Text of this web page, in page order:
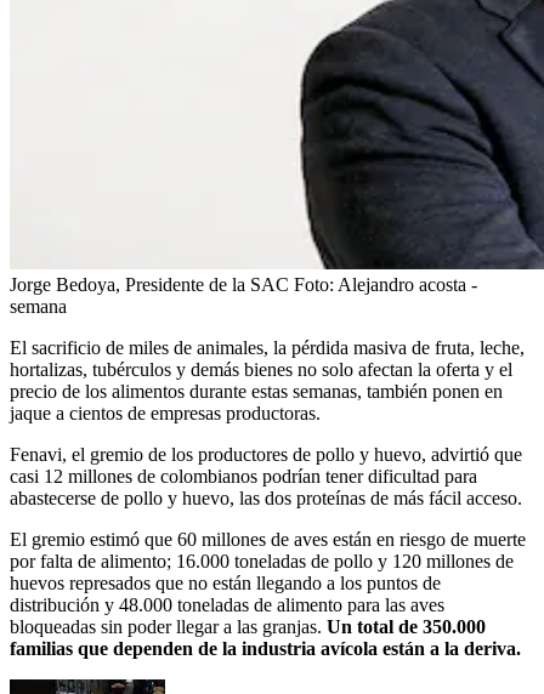
Jorge Bedoya, Presidente de la SAC Foto: Alejandro acosta -
semana
El sacrificio de miles de animales, la pérdida masiva de fruta, leche,
hortalizas, tubérculos y demás bienes no solo afectan la oferta y el
precio de los alimentos durante estas semanas, también ponen en
jaque a cientos de empresas productoras.
Fenavi, el gremio de los productores de pollo y huevo, advirtió que
casi 12 millones de colombianos podrían tener dificultad para
abastecerse de pollo y huevo, las dos proteínas de más fácil acceso.
El gremio estimó que 60 millones de aves están en riesgo de muerte
por falta de alimento; 16.000 toneladas de pollo y 120 millones de
huevos represados que no están llegando a los puntos de
distribución y 48.000 toneladas de alimento para las aves
bloqueadas sin poder llegar a las granjas. Un total de 350.000
familias que dependen de la industria avícola están a la deriva.